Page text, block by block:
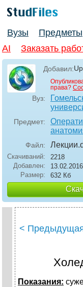
Вузы Предметы
AI
Заказать
Добавил:
права?
Вуз:
Предмет:
Файл: Лекции
Скачиваний:
2218
Добавлен:
13.02.2016
Размер:
632 Кб
<
Показания: